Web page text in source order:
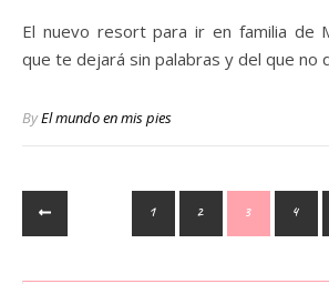
El nuevo resort para ir en familia de Magic Costa Blanca
que te dejará sin palabras y del que no
ByEl mundo en mis pies
1 2 3 4